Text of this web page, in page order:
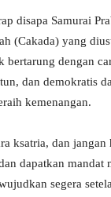
disapa Samurai
(Cakada) yang
dengan
dan demokratis
kemenangan.
ksatria, dan jangan
dapatkan mandat
segera